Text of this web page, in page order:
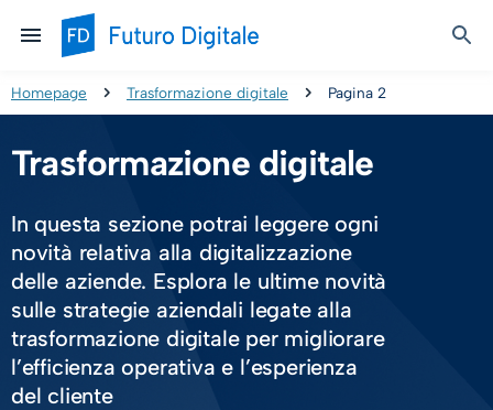
Homepage Trasformazione digitale Pagina 2
Trasformazione digitale
In questa sezione potrai leggere ogni
novità relativa alla digitalizzazione
delle aziende. Esplora le ultime novità
sulle strategie aziendali legate alla
trasformazione digitale per migliorare
l’efficienza operativa e l’esperienza
del cliente